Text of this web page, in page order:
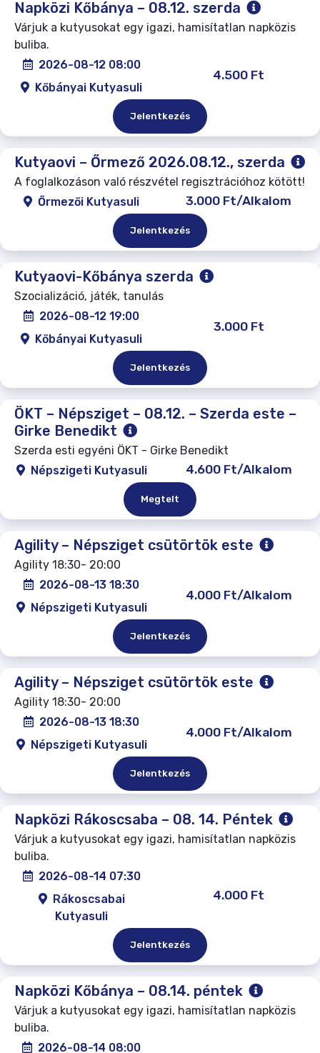
Napközi Kőbánya – 08.12. szerda
Várjuk a kutyusokat egy igazi, hamisítatlan napközis
buliba.
2026-08-12 08:00
Kőbányai Kutyasuli
4.500 Ft
Jelentkezés
Kutyaovi – Őrmező 2026.08.12., szerda
A foglalkozáson való részvétel regisztrációhoz kötött!
Őrmezői Kutyasuli
3.000 Ft/Alkalom
Jelentkezés
Kutyaovi-Kőbánya szerda
Szocializáció, játék, tanulás
2026-08-12 19:00
Kőbányai Kutyasuli
3.000 Ft
Jelentkezés
ÖKT – Népsziget – 08.12. – Szerda este –
Girke Benedikt
Szerda esti egyéni ÖKT - Girke Benedikt
Népszigeti Kutyasuli
4.600 Ft/Alkalom
Megtelt
Agility – Népsziget csütörtök este
Agility 18:30- 20:00
2026-08-13 18:30
Népszigeti Kutyasuli
4.000 Ft/Alkalom
Jelentkezés
Agility – Népsziget csütörtök este
Agility 18:30- 20:00
2026-08-13 18:30
Népszigeti Kutyasuli
4.000 Ft/Alkalom
Jelentkezés
Napközi Rákoscsaba – 08. 14. Péntek
Várjuk a kutyusokat egy igazi, hamisítatlan napközis
buliba.
2026-08-14 07:30
Rákoscsabai
Kutyasuli
4.000 Ft
Jelentkezés
Napközi Kőbánya – 08.14. péntek
Várjuk a kutyusokat egy igazi, hamisítatlan napközis
buliba.
2026-08-14 08:00